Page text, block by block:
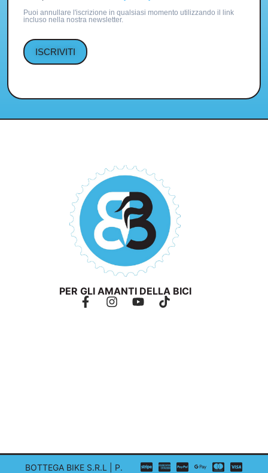
Puoi annullare l'iscrizione in qualsiasi momento utilizzando il link
incluso nella nostra newsletter.
ISCRIVITI
PER GLI AMANTI DELLA BICI
BOTTEGA BIKE S.R.L | P.